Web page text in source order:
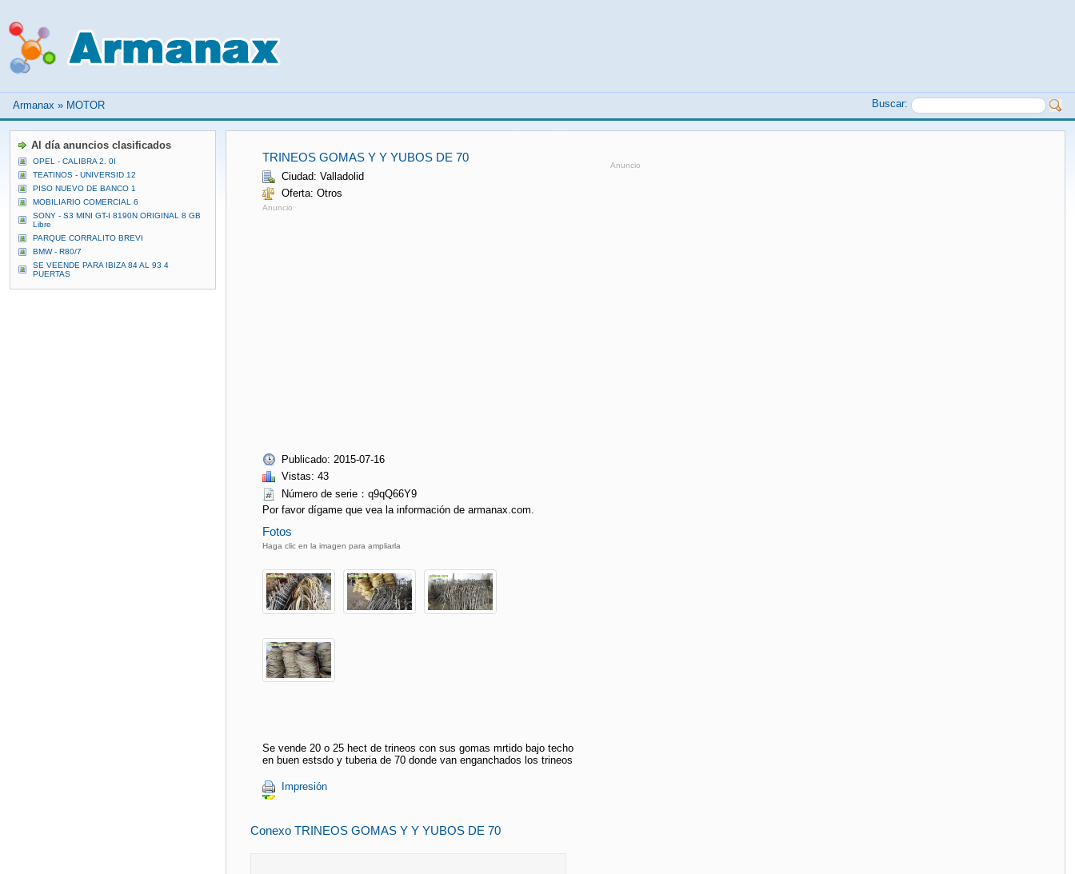
Armanax » MOTOR Buscar:
TRINEOS GOMAS Y Y YUBOS DE 70
Ciudad: Valladolid
Oferta: Otros
Anuncio
Publicado: 2015-07-16
Vistas: 43
Número de serie：q9qQ66Y9
Por favor dígame que vea la información de armanax.com.
Fotos
Haga clic en la imagen para ampliarla
Se vende 20 o 25 hect de trineos con sus gomas mrtido bajo techo
en buen estsdo y tuberia de 70 donde van enganchados los trineos
Impresión
Anuncio
Conexo TRINEOS GOMAS Y Y YUBOS DE 70
Al día anuncios clasificados
OPEL - CALIBRA 2. 0I
TEATINOS - UNIVERSID 12
PISO NUEVO DE BANCO 1
MOBILIARIO COMERCIAL 6
SONY - S3 MINI GT-I 8190N ORIGINAL 8 GB
Libre
PARQUE CORRALITO BREVI
BMW - R80/7
SE VEENDE PARA IBIZA 84 AL 93 4
PUERTAS